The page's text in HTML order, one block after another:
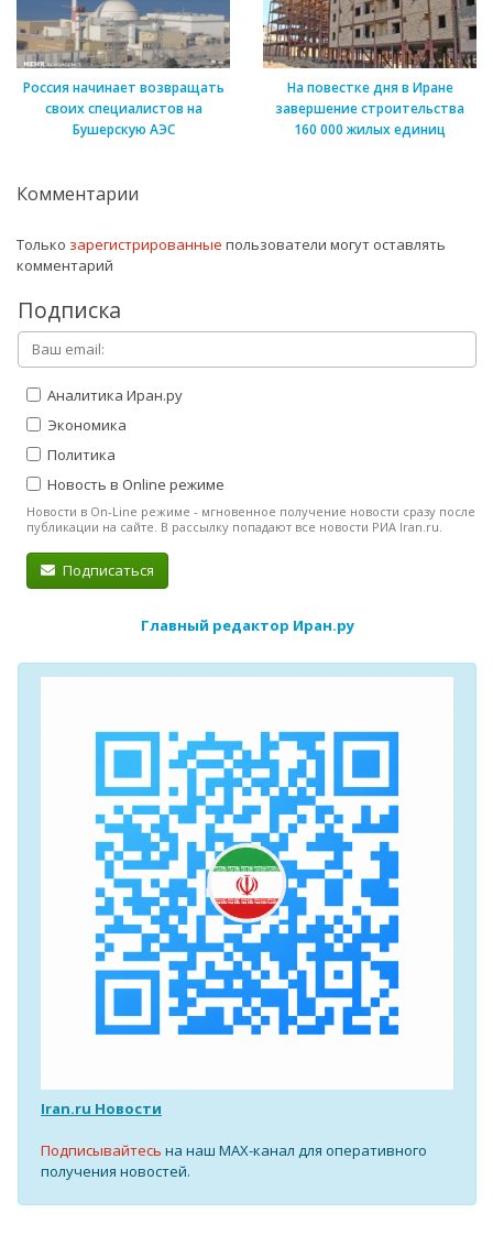
Россия начинает возвращать
своих специалистов на
Бушерскую АЭС
На повестке дня в Иране
завершение строительства
160 000 жилых единиц
Комментарии
Только зарегистрированные пользователи могут оставлять
комментарий
Подписка
Аналитика Иран.ру
Экономика
Политика
Новость в Online режиме
Новости в On-Line режиме - мгновенное получение новости сразу после
публикации на сайте. В рассылку попадают все новости РИА Iran.ru.
Подписаться
Главный редактор Иран.ру
Iran.ru Новости
Подписывайтесь на наш MAX-канал для оперативного
получения новостей.